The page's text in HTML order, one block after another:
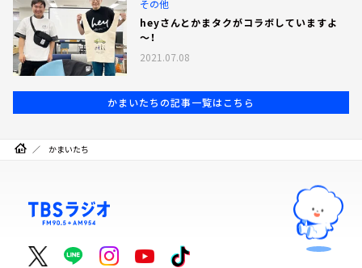
その他
heyさんとかまタクがコラボしていますよ
～！
2021.07.08
かまいたちの記事一覧はこちら
かまいたち